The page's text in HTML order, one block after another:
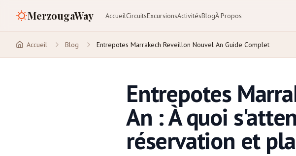
MerzougaWay AccueilCircuitsExcursionsActivitésBlogÀ Propos
Accueil Blog Entrepotes Marrakech Reveillon Nouvel An Guide Complet
Entrepotes
An : À quoi
réservation et